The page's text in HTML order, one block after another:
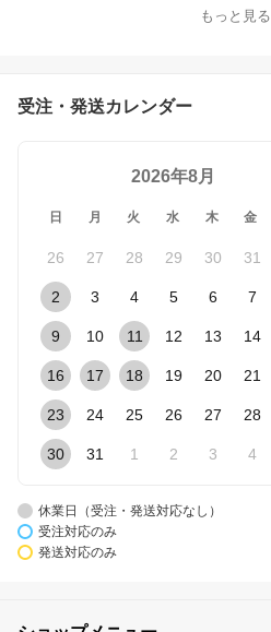
もっと見る
受注・発送カレンダー
2026年8月
日 月 火 水 木 金
26 27 28 29 30 31
2 3 4 5 6 7
9 10 11 12 13 14
16 17 18 19 20 21
23 24 25 26 27 28
30 31 1 2 3 4
休業日（受注・発送対応なし）
受注対応のみ
発送対応のみ